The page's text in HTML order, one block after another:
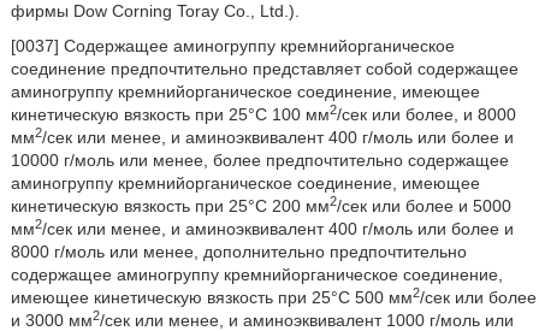
фирмы Dow Corning Toray Co., Ltd.).
[0037] Содержащее аминогруппу кремнийорганическое
соединение предпочтительно представляет собой содержащее
аминогруппу кремнийорганическое соединение, имеющее
кинетическую вязкость при 25°С 100 мм2/сек или более, и 8000
мм2/сек или менее, и аминоэквивалент 400 г/моль или более и
10000 г/моль или менее, более предпочтительно содержащее
аминогруппу кремнийорганическое соединение, имеющее
кинетическую вязкость при 25°С 200 мм2/сек или более и 5000
мм2/сек или менее, и аминоэквивалент 400 г/моль или более и
8000 г/моль или менее, дополнительно предпочтительно
содержащее аминогруппу кремнийорганическое соединение,
имеющее кинетическую вязкость при 25°С 500 мм2/сек или более
и 3000 мм2/сек или менее, и аминоэквивалент 1000 г/моль или